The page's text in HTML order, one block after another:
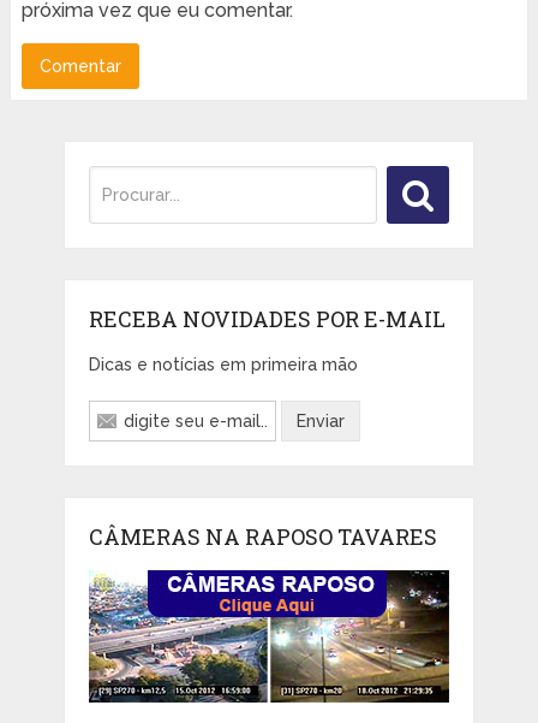
próxima vez que eu comentar.
RECEBA NOVIDADES POR E-MAIL
Dicas e notícias em primeira mão
CÂMERAS NA RAPOSO TAVARES